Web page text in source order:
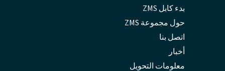
بدء كابل ZMS
حول مجموعة ZMS
اتصل بنا
أخبار
معلومات التحويل